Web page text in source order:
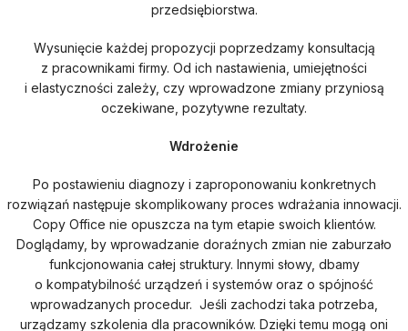
przedsiębiorstwa.
Wysunięcie każdej propozycji poprzedzamy konsultacją
z pracownikami firmy. Od ich nastawienia, umiejętności
i elastyczności zależy, czy wprowadzone zmiany przyniosą
oczekiwane, pozytywne rezultaty.
Wdrożenie
Po postawieniu diagnozy i zaproponowaniu konkretnych
rozwiązań następuje skomplikowany proces wdrażania innowacji.
Copy Office nie opuszcza na tym etapie swoich klientów.
Doglądamy, by wprowadzanie doraźnych zmian nie zaburzało
funkcjonowania całej struktury. Innymi słowy, dbamy
o kompatybilność urządzeń i systemów oraz o spójność
wprowadzanych procedur. Jeśli zachodzi taka potrzeba,
urządzamy szkolenia dla pracowników. Dzięki temu mogą oni